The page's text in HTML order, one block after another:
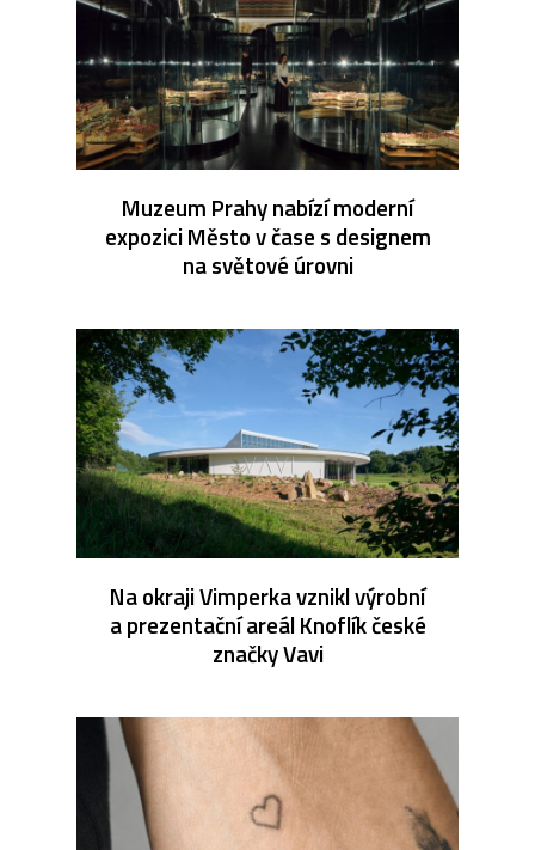
Muzeum Prahy nabízí moderní
expozici Město v čase s designem
na světové úrovni
Na okraji Vimperka vznikl výrobní
a prezentační areál Knoflík české
značky Vavi